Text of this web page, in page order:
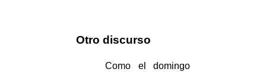
Otro discurso
Como el domingo